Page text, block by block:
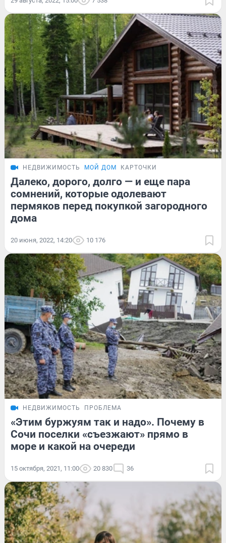
НЕДВИЖИМОСТЬ МОЙ ДОМ КАРТОЧКИ
Далеко, дорого, долго — и еще пара
сомнений, которые одолевают
пермяков перед покупкой загородного
дома
20 июня, 2022, 14:20 10 176
НЕДВИЖИМОСТЬ ПРОБЛЕМА
«Этим буржуям так и надо». Почему в
Сочи поселки «съезжают» прямо в
море и какой на очереди
15 октября, 2021, 11:00 20 830 36